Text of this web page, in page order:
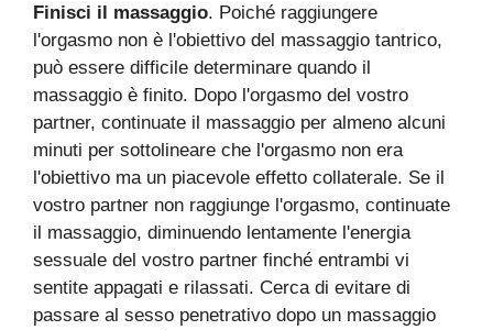
Finisci il massaggio. Poiché raggiungere
l'orgasmo non è l'obiettivo del massaggio tantrico,
può essere difficile determinare quando il
massaggio è finito. Dopo l'orgasmo del vostro
partner, continuate il massaggio per almeno alcuni
minuti per sottolineare che l'orgasmo non era
l'obiettivo ma un piacevole effetto collaterale. Se il
vostro partner non raggiunge l'orgasmo, continuate
il massaggio, diminuendo lentamente l'energia
sessuale del vostro partner finché entrambi vi
sentite appagati e rilassati. Cerca di evitare di
passare al sesso penetrativo dopo un massaggio